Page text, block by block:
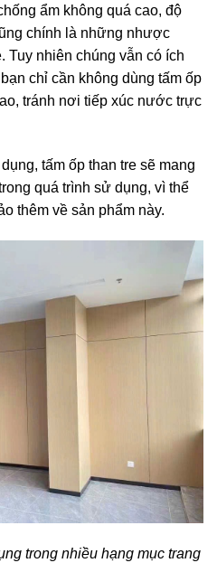
ẩm không quá cao, độ
chính là những nhược
Tuy nhiên chúng vẫn có ích
chỉ cần không dùng tấm ốp
tránh nơi tiếp xúc nước trực
tấm ốp than tre sẽ mang
quá trình sử dụng, vì thể
thêm về sản phẩm này.
trong nhiều hạng mục trang